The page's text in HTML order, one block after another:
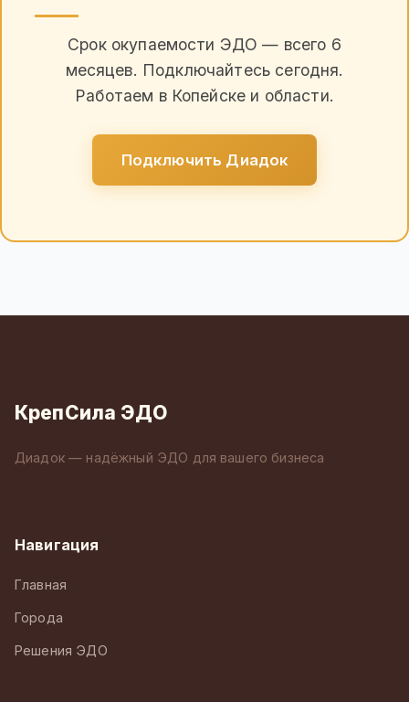
Срок окупаемости ЭДО — всего 6
месяцев. Подключайтесь сегодня.
Работаем в Копейске и области.
Подключить Диадок
КрепСила ЭДО
Диадок — надёжный ЭДО для вашего бизнеса
Навигация
Главная
Города
Решения ЭДО